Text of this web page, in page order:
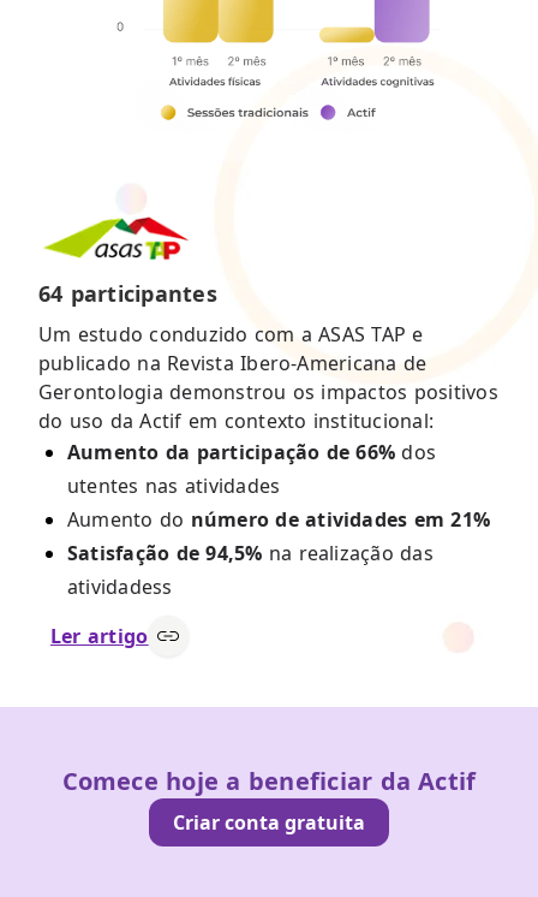
64 participantes
Um estudo conduzido com a ASAS TAP e
publicado na Revista Ibero-Americana de
Gerontologia demonstrou os impactos positivos
do uso da Actif em contexto institucional:
Aumento da participação de 66%dos
utentes nas atividades
Aumento do número de atividades em 21%
Satisfação de 94,5% na realização das
atividadess
Ler artigo
Comece hoje a beneficiar da Actif
Criar conta gratuita